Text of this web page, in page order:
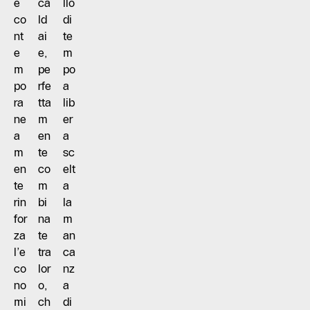
e
co
nt
e
m
po
ra
ne
a
m
en
te
rin
for
za
l’e
co
no
mi
ca
ld
ai
e,
pe
rfe
tta
m
en
te
co
m
bi
na
te
tra
lor
o,
ch
llo
di
te
m
po
a
lib
er
a
sc
elt
a
la
m
an
ca
nz
a
di